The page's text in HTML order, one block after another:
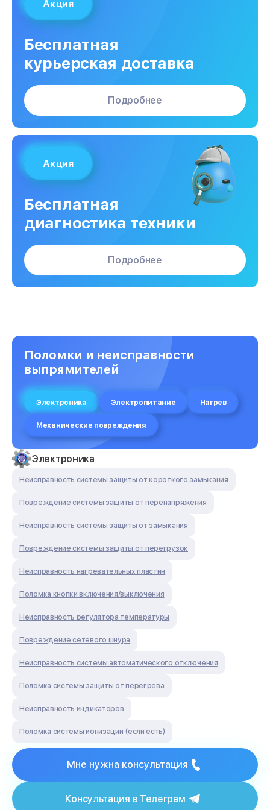
Акция
Бесплатная
курьерская доставка
Подробнее
Акция
Бесплатная
диагностика техники
Подробнее
Поломки и неисправности
выпрямителей
Электроника Электропитание Нагрев
Механические повреждения
Электроника
Неисправность системы защиты от короткого замыкания
Повреждение системы защиты от перенапряжения
Неисправность системы защиты от замыкания
Повреждение системы защиты от перегрузок
Неисправность нагревательных пластин
Поломка кнопки включения/выключения
Неисправность регулятора температуры
Повреждение сетевого шнура
Неисправность системы автоматического отключения
Поломка системы защиты от перегрева
Неисправность индикаторов
Поломка системы ионизации (если есть)
Мне нужна консультация
Консультация в Телеграм